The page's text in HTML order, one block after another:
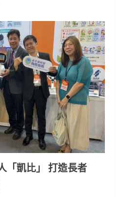
「凱比」 打造長者